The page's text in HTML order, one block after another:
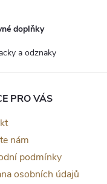
doplňky
a odznaky
PRO VÁS
nám
podmínky
osobních údajů